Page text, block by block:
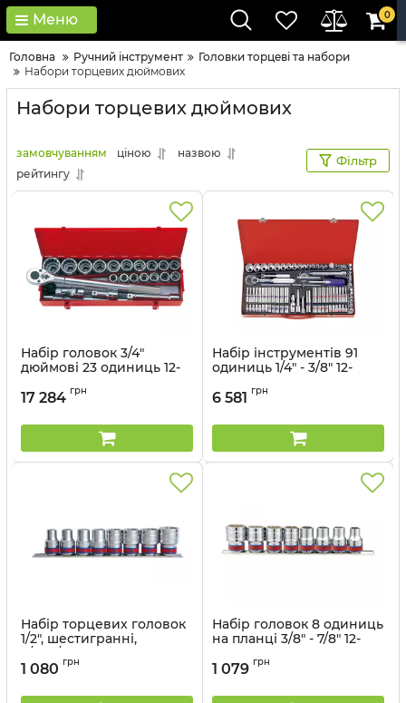
Меню 0
Головна Ручний інструмент
Головки тopцeві тa нaбopи
Набори торцевих дюймових
Набори торцевих дюймових
замовчуванням ціною
назвою
рейтингу
Фільтр
Набір головок 3/4"
дюймові 23 одиниць 12-
металевому кейсі
17 284 грн
Набір інструментів 91
одиниць 1/4" - 3/8" 12-
кейсі
6 581 грн
Набір торцевих головок
1/2", шестигранні,
3/8"-7/8", 8 одиниць на
планці
1 080 грн
Набір головок 8 одиниць
на планці 3/8" - 7/8" 12-
Артикул:
1 079 грн